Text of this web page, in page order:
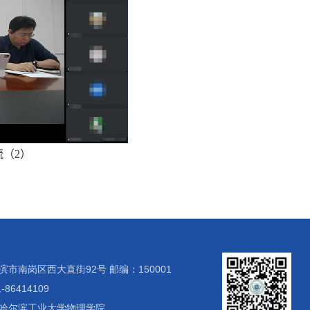
（2）
市南岗区西大直街92号 邮编：150001
86414109